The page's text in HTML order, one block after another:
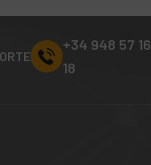
+34 948 57 16
18